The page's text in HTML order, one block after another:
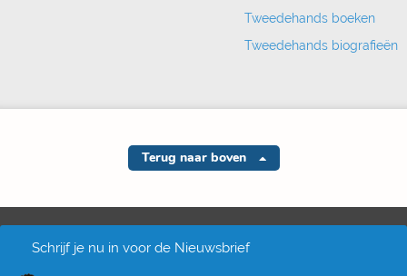
Tweedehands boeken
Tweedehands biografieën
Terug naar boven
Schrijf je nu in voor de Nieuwsbrief